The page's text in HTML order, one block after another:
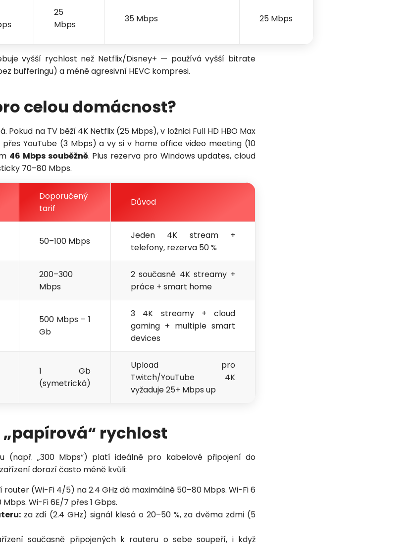
25
Mbps
35 Mbps 25 Mbps
vyšší rychlost než Netflix/Disney+ — používá vyšší bitrate
bufferingu) a méně agresivní HEVC kompresi.
celou domácnost?
Pokud na TV běží 4K Netflix (25 Mbps), v ložnici Full HD HBO Max
YouTube (3 Mbps) a vy si v home office video meeting (10
46 Mbps souběžně. Plus rezerva pro Windows updates, cloud
70–80 Mbps.
Doporučený
tarif
Důvod
50–100 Mbps
Jeden 4K stream +
telefony, rezerva 50 %
200–300
Mbps
2 současné 4K streamy +
práce + smart home
500 Mbps – 1
Gb
3 4K streamy + cloud
gaming + multiple smart
devices
1 Gb
(symetrická)
Upload pro
Twitch/YouTube 4K
vyžaduje 25+ Mbps up
„papírová“ rychlost
(např. „300 Mbps“) platí ideálně pro kabelové připojení do
dorazí často méně kvůli:
router (Wi-Fi 4/5) na 2.4 GHz dá maximálně 50–80 Mbps. Wi-Fi 6
Wi-Fi 6E/7 přes 1 Gbps.
za zdí (2.4 GHz) signál klesá o 20–50 %, za dvěma zdmi (5
současně připojených k routeru o sebe soupeří, i když
Vložením osobních údajů souhlasíte
Petra je online
Zavolá do 2 minut · Po–Pá 8–18
Zavolejte mi zpět